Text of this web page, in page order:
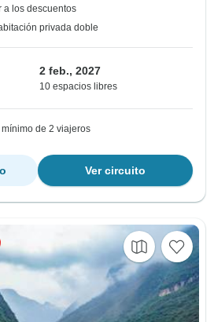
a los descuentos
privada doble
2 feb., 2027
10 espacios libres
de 2 viajeros
Ver circuito